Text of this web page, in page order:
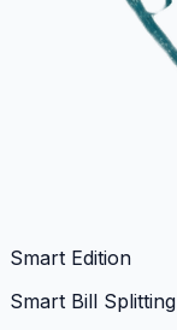
Smart Edition
Smart Bill